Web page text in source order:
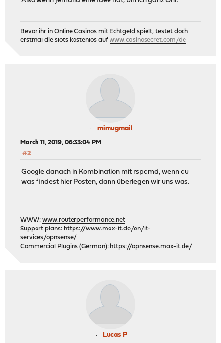
Bevor ihr in Online Casinos mit Echtgeld spielt, testet doch
erstmal die slots kostenlos aufwww.casinosecret.com/de
mimugmail
March 11, 2019, 06:33:04 PM
#2
Google danach in Kombination mit rspamd, wenn du
was findest hier Posten, dann überlegen wir uns was.
WWW:www.routerperformance.net
Support plans: https://www.max-it.de/en/it-
services/opnsense/
Commercial Plugins (German): https://opnsense.max-it.de/
Lucas P